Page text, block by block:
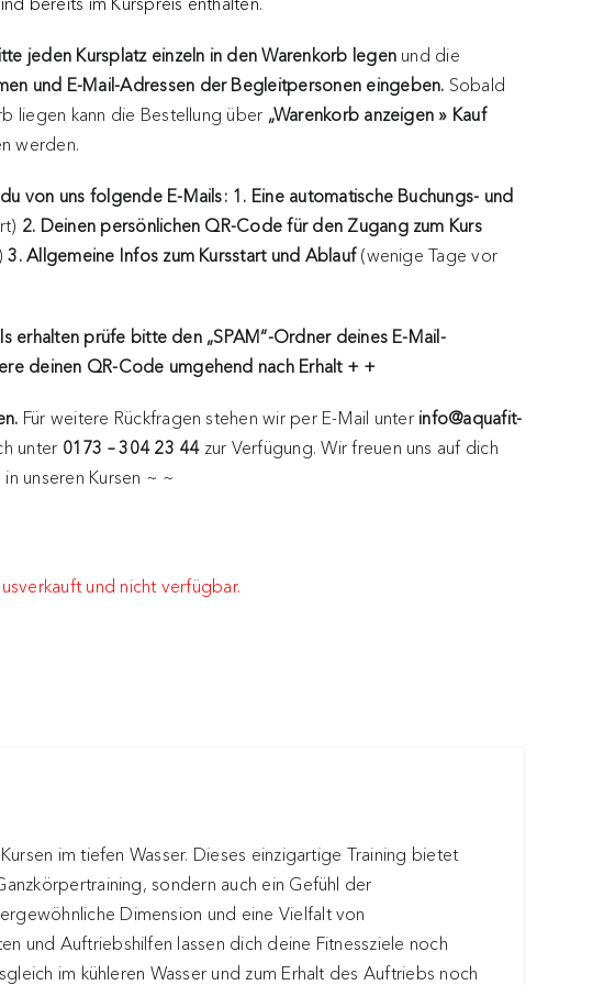
jeden Kursplatz einzeln in den Warenkorb legen und die
und E-Mail-Adressen der Begleitpersonen eingeben. Sobald
liegen kann die Bestellung über „Warenkorb anzeigen » Kauf
werden.
von uns folgende E-Mails: 1. Eine automatische Buchungs- und
2. Deinen persönlichen QR-Code für den Zugang zum Kurs
3. Allgemeine Infos zum Kursstart und Ablauf (wenige Tage vor
erhalten prüfe bitte den „SPAM“-Ordner deines E-Mail-
deinen QR-Code umgehend nach Erhalt + +
Für weitere Rückfragen stehen wir per E-Mail unter info@aquafit-
unter 0173 – 304 23 44zur Verfügung. Wir freuen uns auf dich
unseren Kursen ~ ~
und nicht verfügbar.
im tiefen Wasser. Dieses einzigartige Training bietet
sondern auch ein Gefühl der
Dimension und eine Vielfalt von
und Auftriebshilfen lassen dich deine Fitnessziele noch
im kühleren Wasser und zum Erhalt des Auftriebs noch